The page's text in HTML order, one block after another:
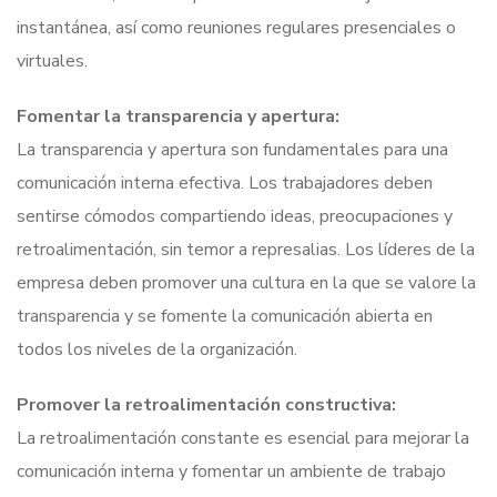
instantánea, así como reuniones regulares presenciales o
virtuales.
Fomentar la transparencia y apertura:
La transparencia y apertura son fundamentales para una
comunicación interna efectiva. Los trabajadores deben
sentirse cómodos compartiendo ideas, preocupaciones y
retroalimentación, sin temor a represalias. Los líderes de la
empresa deben promover una cultura en la que se valore la
transparencia y se fomente la comunicación abierta en
todos los niveles de la organización.
Promover la retroalimentación constructiva:
La retroalimentación constante es esencial para mejorar la
comunicación interna y fomentar un ambiente de trabajo